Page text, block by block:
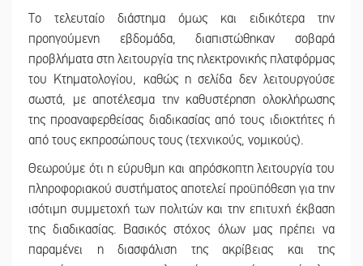
Το τελευταίο διάστημα όμως και ειδικότερα την
προηγούμενη εβδομάδα, διαπιστώθηκαν σοβαρά
προβλήματα στη λειτουργία της ηλεκτρονικής πλατφόρμας
του Κτηματολογίου, καθώς η σελίδα δεν λειτουργούσε
σωστά, με αποτέλεσμα την καθυστέρηση ολοκλήρωσης
της προαναφερθείσας διαδικασίας από τους ιδιοκτήτες ή
από τους εκπροσώπους τους (τεχνικούς, νομικούς).
Θεωρούμε ότι η εύρυθμη και απρόσκοπτη λειτουργία του
πληροφοριακού συστήματος αποτελεί προϋπόθεση για την
ισότιμη συμμετοχή των πολιτών και την επιτυχή έκβαση
της διαδικασίας. Βασικός στόχος όλων μας πρέπει να
παραμένει η διασφάλιση της ακρίβειας και της